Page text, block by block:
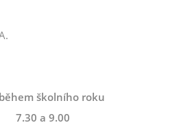
během školního roku
7.30 a 9.00